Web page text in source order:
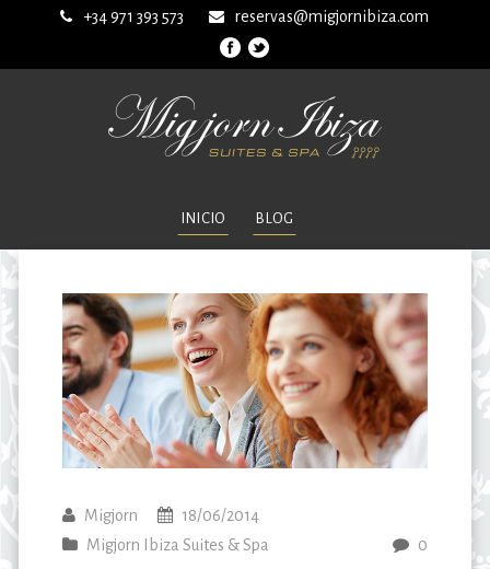
+34 971 393 573 reservas@migjornibiza.com
INICIO BLOG
Migjorn
18/06/2014
Migjorn Ibiza Suites & Spa
0